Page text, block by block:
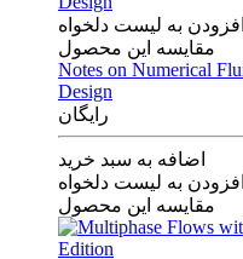
افزودن به لیست دلخواه
مقایسه این محصول
Notes on Numerical
Design
رایگان
اضافه به سبد خرید
افزودن به لیست دلخواه
مقایسه این محصول